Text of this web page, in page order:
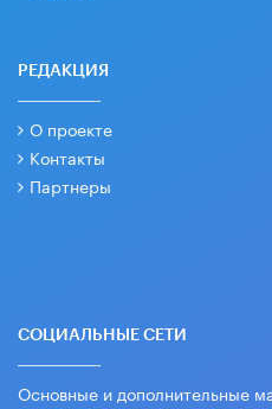
РЕДАКЦИЯ
О проекте
Контакты
Партнеры
СОЦИАЛЬНЫЕ СЕТИ
Основные и дополнительные